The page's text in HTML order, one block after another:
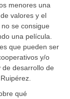
menores una
valores y el
se consigue
una película.
que pueden ser
y/o
de desarrollo de
qué